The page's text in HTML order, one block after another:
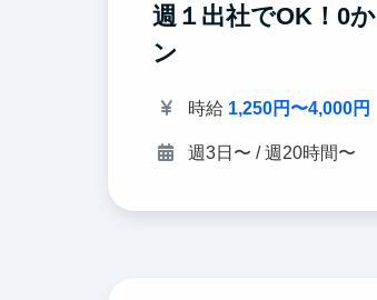
週１出社でOK！0
ン
時給 1,250円〜4,000円
週3日〜 / 週20時間〜